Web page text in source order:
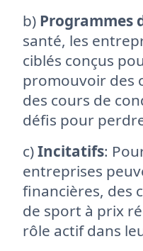
b) Programmes
santé, les
ciblés conçus
promouvoir des
des cours de
défis pour
c)Incitatifs:
entreprises
financières, des
de sport à prix
rôle actif dans